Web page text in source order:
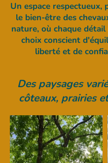
Un espace respectueux,
le bien-être des
nature, où chaque
choix conscient
liberté et de
Des paysages
côteaux, prairies